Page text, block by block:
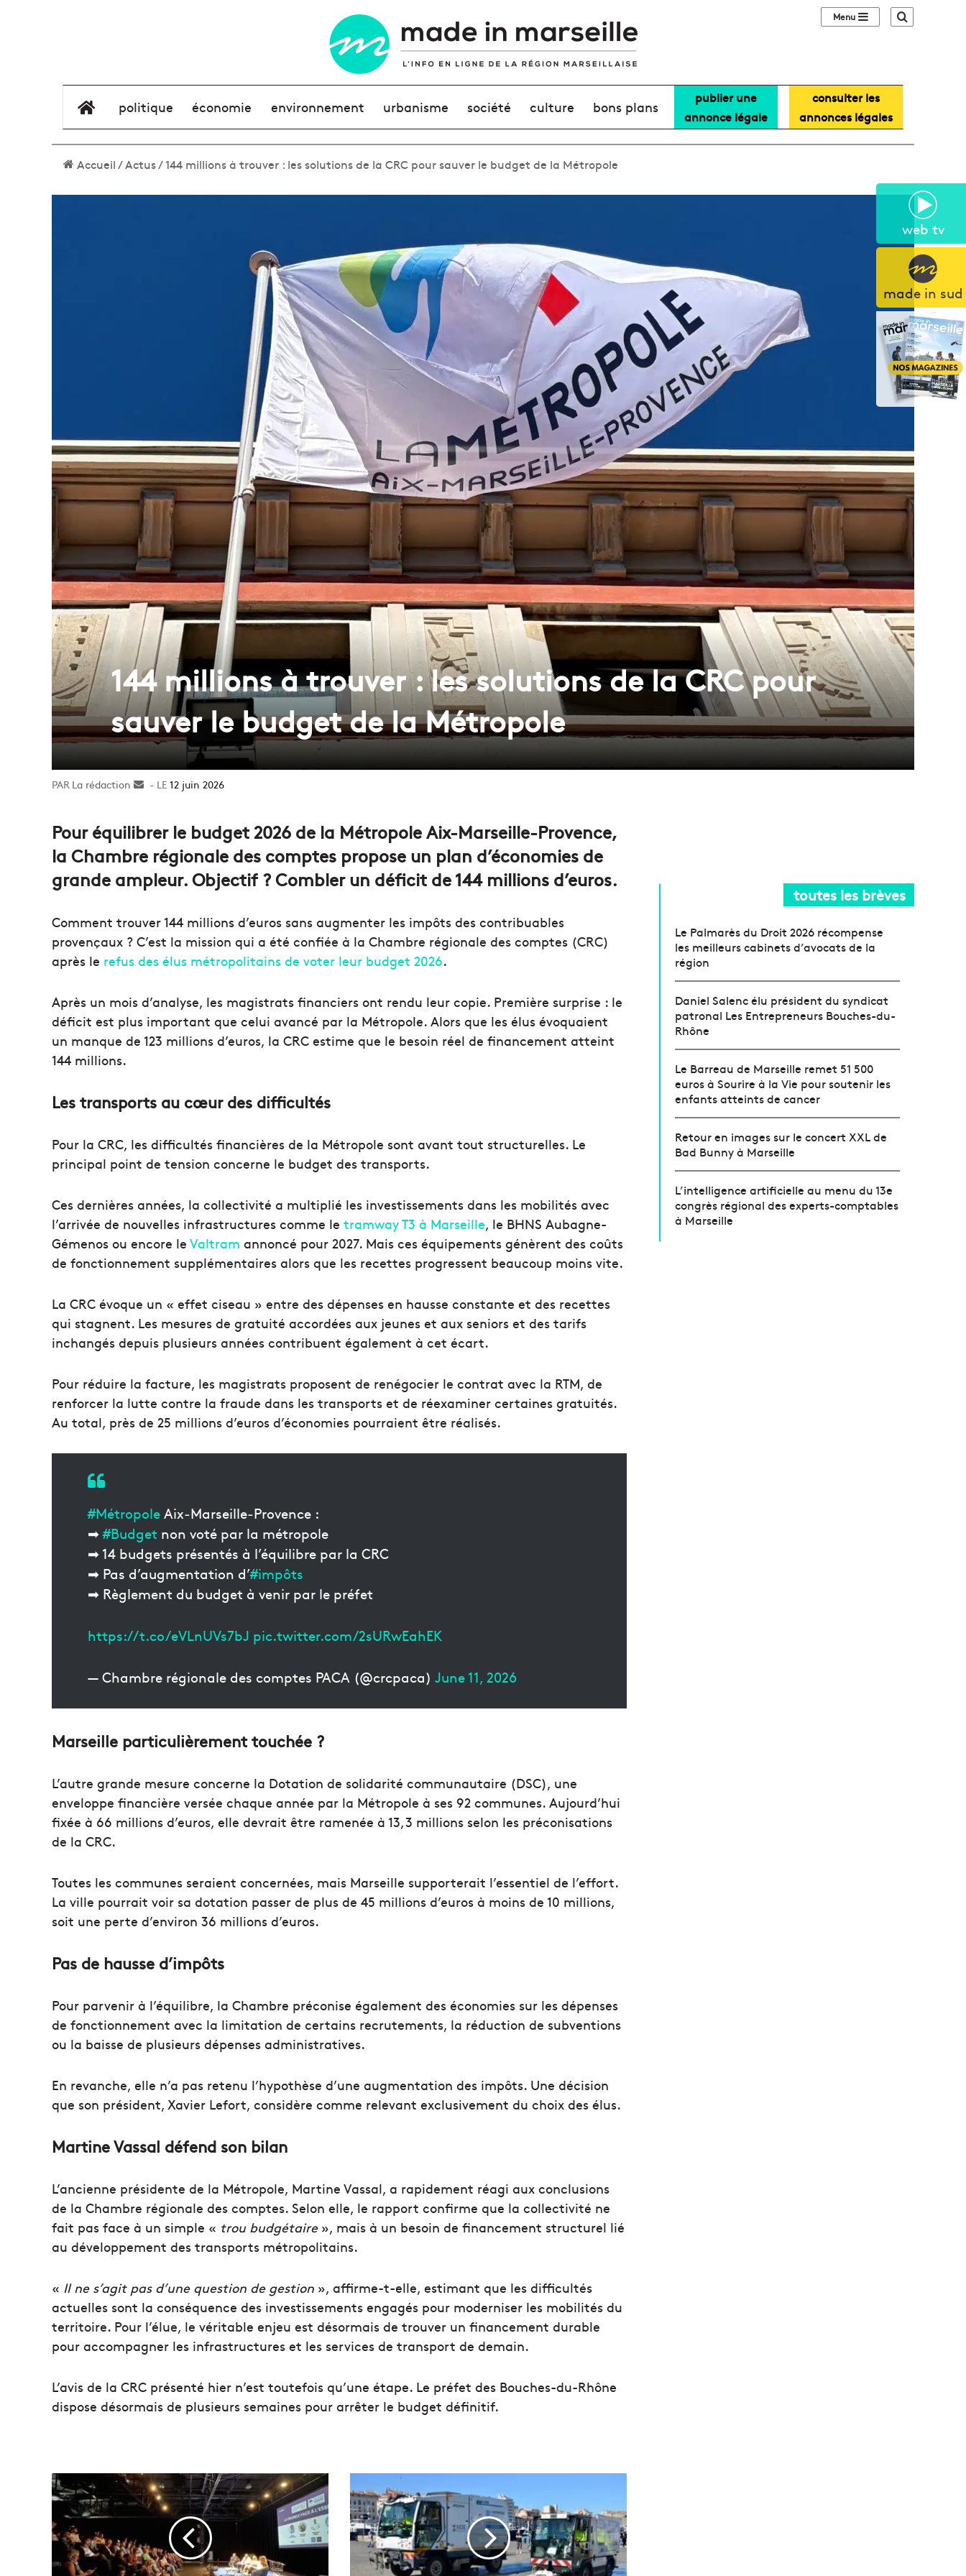
web tv
made in sud
Sidebar (barre
élément de menu
politique économie environnement urbanisme société culture bons plans
publier une
annonce légale
consulter les
annonces légales
Accueil/Actus/144 millions à trouver : les solutions de la CRC pour sauver le budget de la Métropole
144 millions à trouver : les solutions de la CRC pour
sauver le budget de la Métropole
La rédaction
Envoyer12 juin 2026
Pour équilibrer le budget 2026 de la Métropole Aix-Marseille-Provence,
la Chambre régionale des comptes propose un plan d’économies de
grande ampleur. Objectif ? Combler un déficit de 144 millions d’euros.
Comment trouver 144 millions d’euros sans augmenter les impôts des contribuables
provençaux ? C’est la mission qui a été confiée à la Chambre régionale des comptes (CRC)
après le refus des élus métropolitains de voter leur budget 2026.
Après un mois d’analyse, les magistrats financiers ont rendu leur copie. Première surprise : le
déficit est plus important que celui avancé par la Métropole. Alors que les élus évoquaient
un manque de 123 millions d’euros, la CRC estime que le besoin réel de financement atteint
144 millions.
Les transports au cœur des difficultés
Pour la CRC, les difficultés financières de la Métropole sont avant tout structurelles. Le
principal point de tension concerne le budget des transports.
Ces dernières années, la collectivité a multiplié les investissements dans les mobilités avec
l’arrivée de nouvelles infrastructures comme le tramway T3 à Marseille, le BHNS Aubagne-
Gémenos ou encore le Valtram annoncé pour 2027. Mais ces équipements génèrent des coûts
de fonctionnement supplémentaires alors que les recettes progressent beaucoup moins vite.
La CRC évoque un « effet ciseau » entre des dépenses en hausse constante et des recettes
qui stagnent. Les mesures de gratuité accordées aux jeunes et aux seniors et des tarifs
inchangés depuis plusieurs années contribuent également à cet écart.
Pour réduire la facture, les magistrats proposent de renégocier le contrat avec la RTM, de
renforcer la lutte contre la fraude dans les transports et de réexaminer certaines gratuités.
Au total, près de 25 millions d’euros d’économies pourraient être réalisés.
#MétropoleAix‑Marseille‑Provence :
➡#Budget non voté par la métropole
➡ 14 budgets présentés à l’équilibre par la CRC
➡ Pas d’augmentation d’#impôts
➡ Règlement du budget à venir par le préfet
https://t.co/eVLnUVs7bJ pic.twitter.com/2sURwEahEK
— Chambre régionale des comptes PACA (@crcpaca) June 11, 2026
Marseille particulièrement touchée ?
L’autre grande mesure concerne la Dotation de solidarité communautaire (DSC), une
enveloppe financière versée chaque année par la Métropole à ses 92 communes. Aujourd’hui
fixée à 66 millions d’euros, elle devrait être ramenée à 13,3 millions selon les préconisations
de la CRC.
Toutes les communes seraient concernées, mais Marseille supporterait l’essentiel de l’effort.
La ville pourrait voir sa dotation passer de plus de 45 millions d’euros à moins de 10 millions,
soit une perte d’environ 36 millions d’euros.
Pas de hausse d’impôts
Pour parvenir à l’équilibre, la Chambre préconise également des économies sur les dépenses
de fonctionnement avec la limitation de certains recrutements, la réduction de subventions
ou la baisse de plusieurs dépenses administratives.
En revanche, elle n’a pas retenu l’hypothèse d’une augmentation des impôts. Une décision
que son président, Xavier Lefort, considère comme relevant exclusivement du choix des élus.
Martine Vassal défend son bilan
L’ancienne présidente de la Métropole, Martine Vassal, a rapidement réagi aux conclusions
de la Chambre régionale des comptes. Selon elle, le rapport confirme que la collectivité ne
fait pas face à un simple « trou budgétaire», mais à un besoin de financement structurel lié
au développement des transports métropolitains.
« Il ne s’agit pas d’une question de gestion », affirme-t-elle, estimant que les difficultés
actuelles sont la conséquence des investissements engagés pour moderniser les mobilités du
territoire. Pour l’élue, le véritable enjeu est désormais de trouver un financement durable
pour accompagner les infrastructures et les services de transport de demain.
L’avis de la CRC présenté hier n’est toutefois qu’une étape. Le préfet des Bouches-du-Rhône
dispose désormais de plusieurs semaines pour arrêter le budget définitif.
L
e
a
b
i
o
u
p
d
toutes les brèves
Le Palmarès du Droit 2026 récompense
les meilleurs cabinets d’avocats de la
région
Daniel Salenc élu président du syndicat
patronal Les Entrepreneurs Bouches-du-
Rhône
Le Barreau de Marseille remet 51 500
euros à Sourire à la Vie pour soutenir les
enfants atteints de cancer
Retour en images sur le concert XXL de
Bad Bunny à Marseille
L’intelligence artificielle au menu du 13e
congrès régional des experts-comptables
à Marseille